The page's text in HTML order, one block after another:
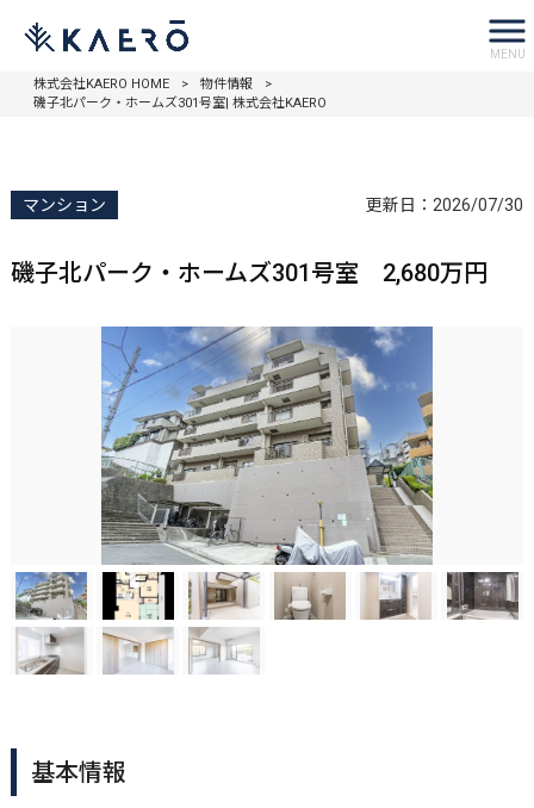
MENU
株式会社KAERO HOME > 物件情報
>
磯子北パーク・ホームズ301号室| 株式会社KAERO
マンション 更新日： 2026/07/30
磯子北パーク・ホームズ301号室 2,680万円
基本情報